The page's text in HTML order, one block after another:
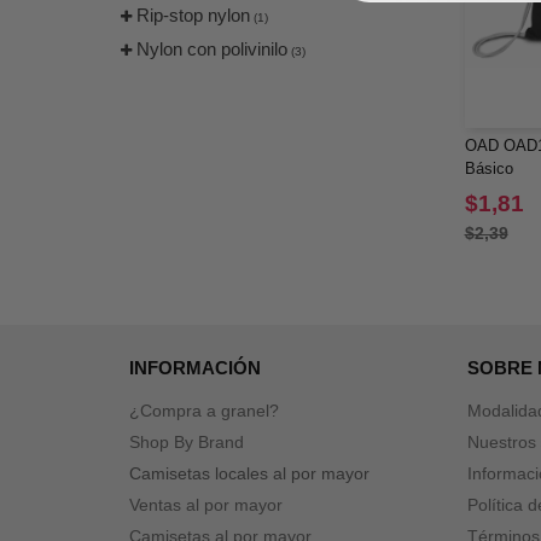
Rip-stop nylon (1)
Nylon con polivinilo (3)
OAD
Básico
$1,81
$2,39
INFORMACIÓN
¿Compra a granel?
Shop By Brand
Camisetas locales al por mayor
Ventas al por mayor
Camisetas al por mayor
SOBRE
Nuestros
Política